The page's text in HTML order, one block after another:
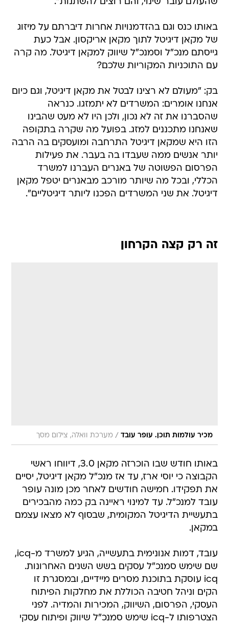
שהעולם עובר שינוי, והם רוצים להשתנות".
באותו כנס וגם בהזדמנויות אחרות דיברתם על מיזוג
של מקאן דיגיטל לתוך מקאן אריקסון. אבל כעת
גייסתם מנכ"ל וסמנכ"ל שיווק למקאן דיגיטל. מה קרה
עם התוכניות המקוריות שלכם?
בק: "מעולם לא רצינו לבטל את מקאן דיגיטל, וגם כיום
אנחנו אומרים: המשרדים לא יתמזגו. כנראה
שהסברנו את זה לא נכון, ולכן היו לא מעט שהבינו
שאנחנו מתכננים למזג. בפועל מה שקרה בתקופה
הזו היא שמקאן דיגיטל התרחבה ומועסקים בה הרבה
יותר אנשים ממה שעבדו בה בעבר. את פעילות
הפרסום הפשוטה של באנרים העברנו למשרד
הכללי, ובכל מה שיותר מורכב מבאנרים יטפל מקאן
דיגיטל. את שני המשרדים הפכנו ליותר דיגיטליים".
זה רק קצה הקרחון
מכיר עולמות תוכן. עופר עובד / מערכת וואלה, צילום מסך
באותו חודש שבו הוכרזה מקאן 3.0, דיווחו ראשי
הקבוצה כי יוסי ארז, עד אז מנכ"ל מקאן דיגיטל, יסיים
את תפקידו. חמישה חודשים לאחר מכן מונה עופר
עובד למנכ"ל. עד למינוי ראיינה בק כמה מהבכירים
בתעשיית הדיגיטל המקומית, שבסוף לא מצאו עצמם
במקאן.
עובד, דמות אנונימית בתעשייה, הגיע למשרד מ-icq,
שם שימש סמנכ"ל עסקים בשש השנים האחרונות.
icq עוסקת בתוכנת מסרים מיידיים, ובמסגרת זו
הקים וניהל חטיבה הכוללת את מחלקות הפיתוח
העסקי, הפרסום, השיווק, המכירות והמדיה. לפני
הצטרפותו ל-icq שימש סמנכ"ל שיווק ופיתוח עסקי